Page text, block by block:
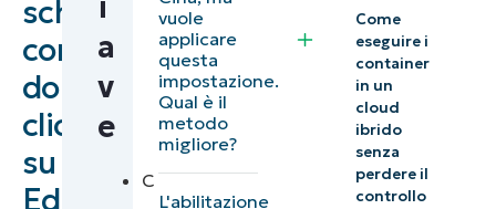
schede
con
doppio
clic
su
Edge
Considerazioni
chiave per la
configurazione
funzionalità
a
v
e
C
vuole
applicare
questa
impostazione.
Qual è il
metodo
migliore?
L'abilitazione
Come
eseguire i
container
in un
cloud
ibrido
senza
perdere il
controllo